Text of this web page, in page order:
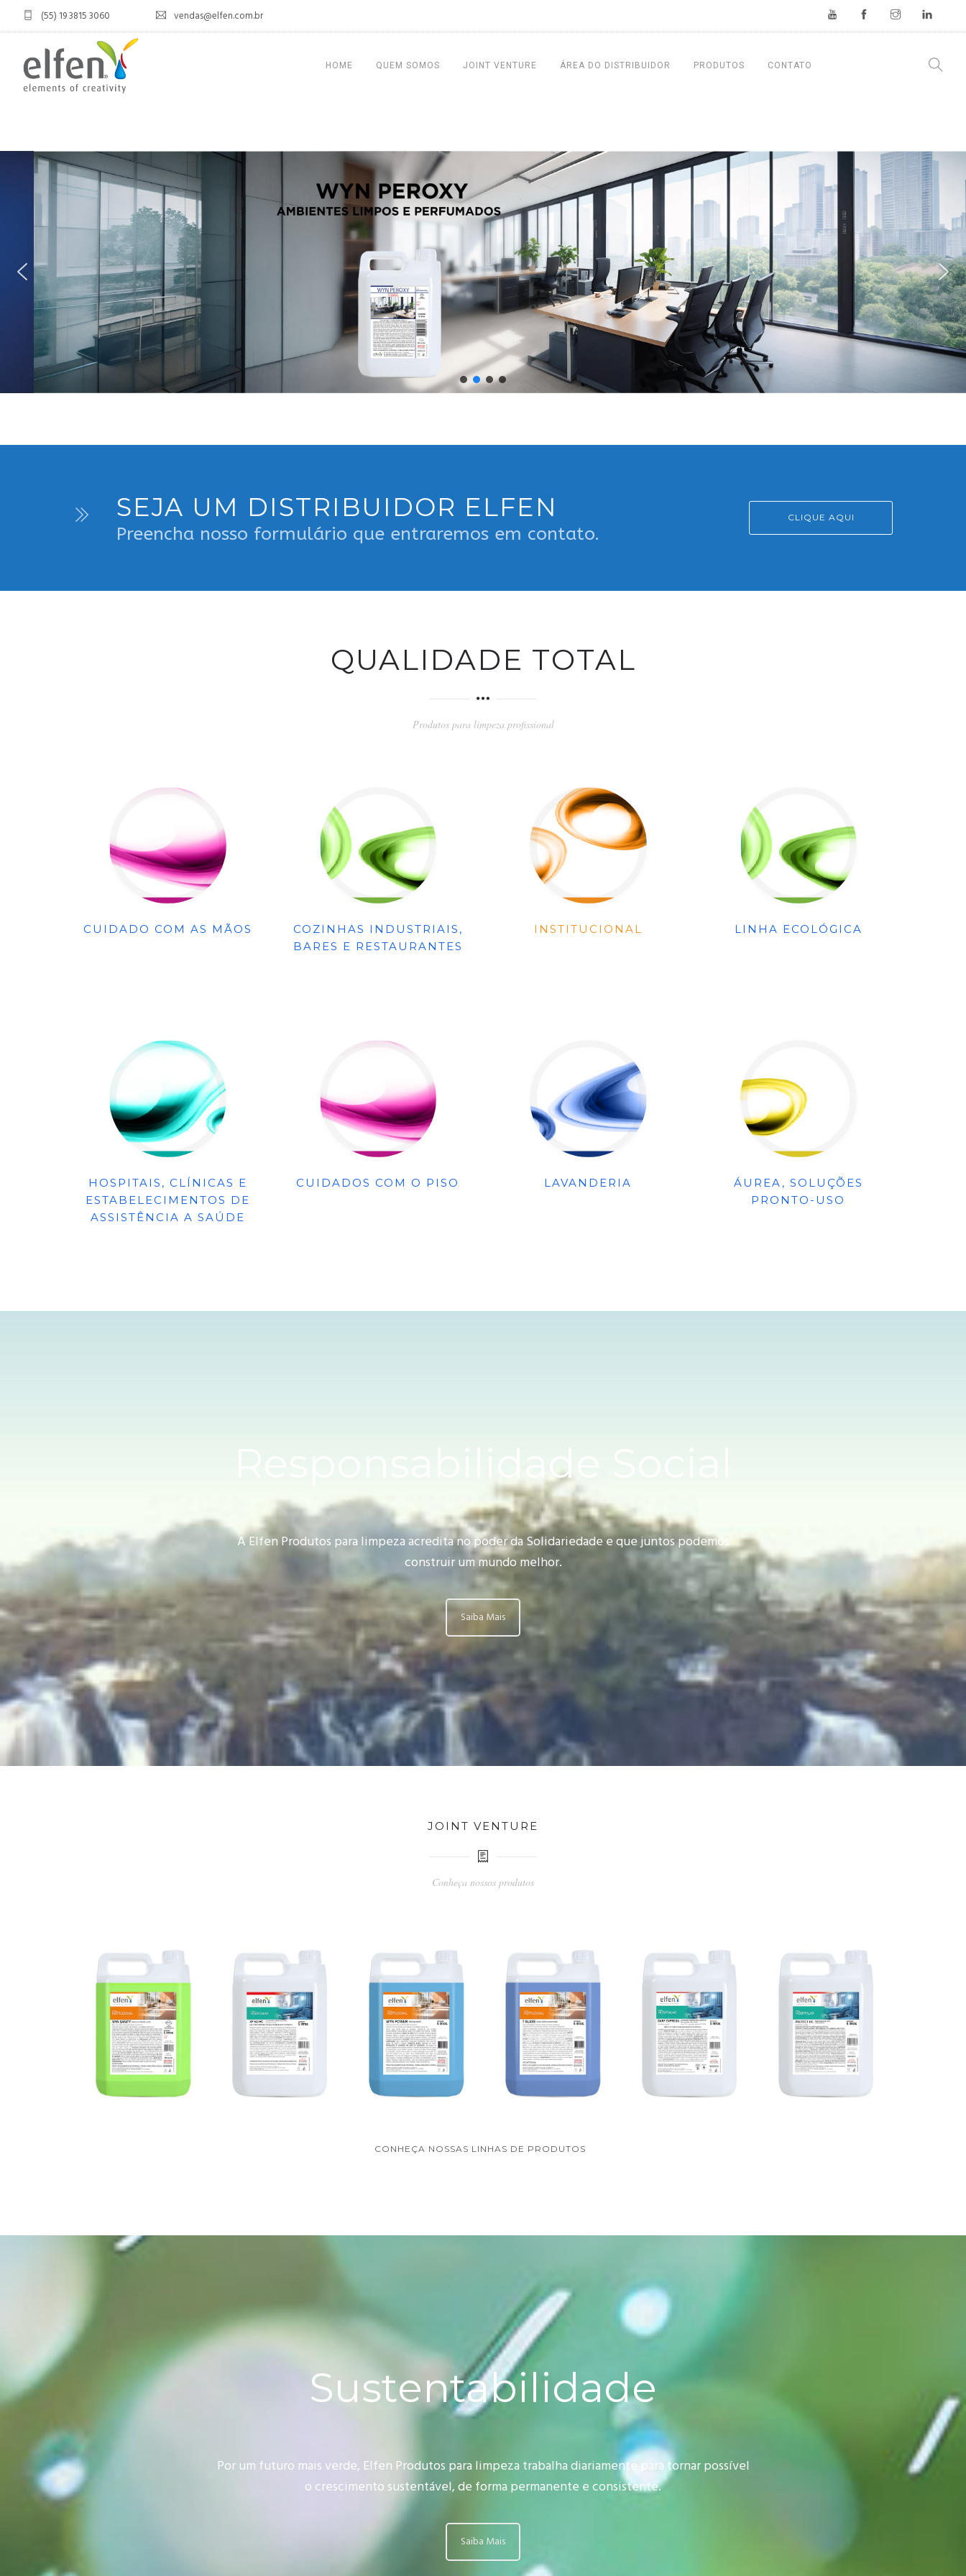
(55) 19 3815 3060 vendas@elfen.com.br
HOME QUEM SOMOS JOINT VENTURE ÁREA DO DISTRIBUIDOR PRODUTOS CONTATO
SEJA UM DISTRIBUIDOR ELFEN
Preencha nosso formulário que entraremos em contato.
CLIQUE AQUI
QUALIDADE TOTAL
Produtos para limpeza profissional
CUIDADO COM AS MÃOS
COZINHAS INDUSTRIAIS,
BARES E RESTAURANTES
INSTITUCIONAL LINHA ECOLÓGICA
HOSPITAIS, CLÍNICAS E
ESTABELECIMENTOS DE
ASSISTÊNCIA A SAÚDE
CUIDADOS COM O PISO LAVANDERIA
ÁUREA, SOLUÇÕES
PRONTO-USO
Responsabilidade Social
A Elfen Produtos para limpeza acredita no poder da Solidariedade e que juntos podemos
construir um mundo melhor.
Saiba Mais
JOINT VENTURE
Conheça nossos produtos
CONHEÇA NOSSAS LINHAS DE PRODUTOS
Sustentabilidade
Por um futuro mais verde, Elfen Produtos para limpeza trabalha diariamente para tornar possível
o crescimento sustentável, de forma permanente e consistente.
Saiba Mais